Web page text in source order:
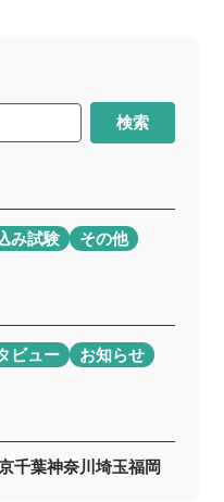
検索
み試験
その他
ビュー
お知らせ
千葉神奈川埼玉福岡